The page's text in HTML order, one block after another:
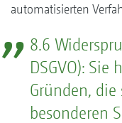
automatisierten
8.6
DSGVO): Sie
Gründen, die
besonderen